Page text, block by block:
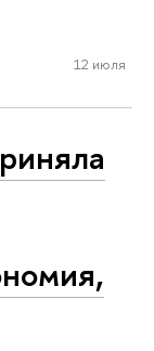
12 июля